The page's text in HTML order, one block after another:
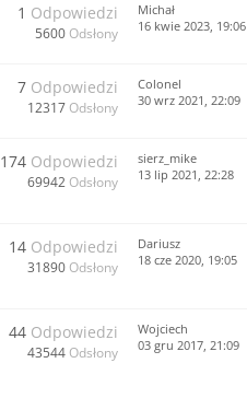
1 Odpowiedzi
5600 Odsłony
Michał
16 kwie 2023, 19:06
7 Odpowiedzi
12317 Odsłony
Colonel
30 wrz 2021, 22:09
174 Odpowiedzi
69942 Odsłony
sierz_mike
13 lip 2021, 22:28
14 Odpowiedzi
31890 Odsłony
Dariusz
18 cze 2020, 19:05
44 Odpowiedzi
43544 Odsłony
Wojciech
03 gru 2017, 21:09